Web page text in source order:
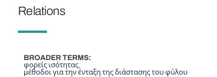
Relations
BROADER TERMS
φορείς ισότητας
μέθοδοι για την ένταξη της διάστασης του φύλου